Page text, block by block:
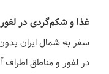
غذا و شکم‌گردی در لفور
سفر به شمال ایران
در لفور و مناطق اطراف